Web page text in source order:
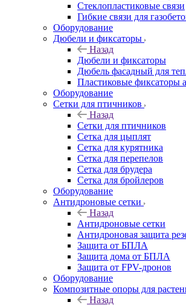
Стеклопластиковые связи
Гибкие связи для
Оборудование
Дюбели и фиксаторы
Назад
Дюбели и фиксаторы
Дюбель фасадный для
Пластиковые фиксаторы
Оборудование
Сетки для птичников
Назад
Сетки для птичников
Сетка для цыплят
Сетка для курятника
Сетка для перепелов
Сетка для брудера
Сетка для бройлеров
Оборудование
Антидроновые сетки
Назад
Антидроновые сетки
Антидроновая защита
Защита от БПЛА
Защита дома от БПЛА
Защита от FPV-дронов
Оборудование
Композитные опоры для
Назад